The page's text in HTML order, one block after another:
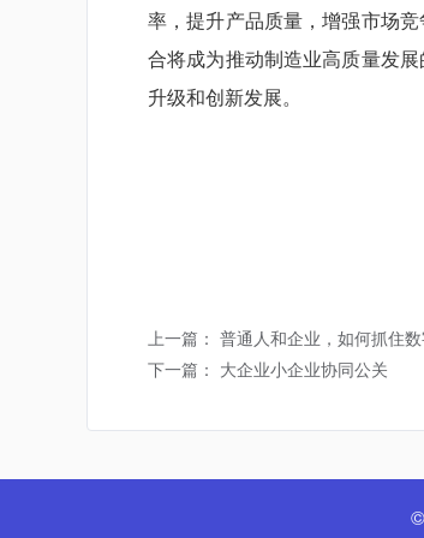
率，提升产品质量，增强市场
合将成为推动制造业高质量发
升级和创新发展。
上一篇： 普通人和企业，如何抓住
下一篇： 大企业小企业协同公关